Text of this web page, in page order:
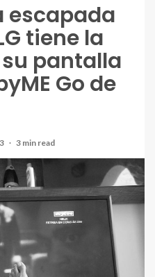
escapada
tiene la
pantalla
Go de
3 min read